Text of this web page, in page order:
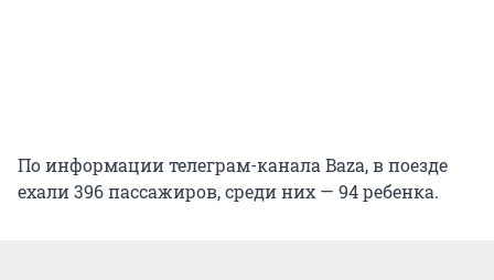
По информации телеграм-канала Baza, в поезде
ехали 396 пассажиров, среди них — 94 ребенка.